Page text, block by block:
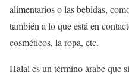
alimentarios o las bebidas,
también a lo que está en
cosméticos, la ropa, etc.
Halal es un término árabe que